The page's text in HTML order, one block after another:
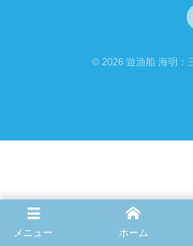
© 2026 遊漁船 海明：
メニュー ホーム